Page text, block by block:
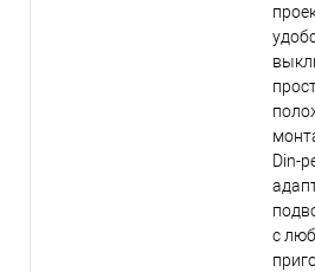
Din-
с